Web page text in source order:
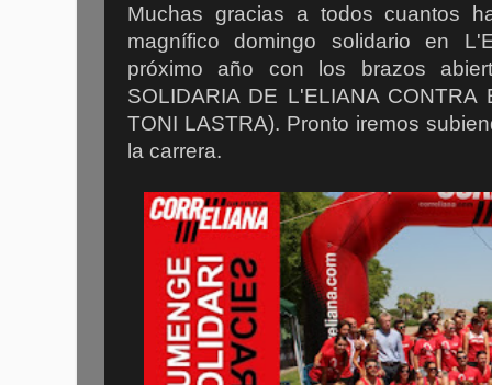
Muchas gracias a todos cuantos
magnífico domingo solidario en
próximo año con los brazos
SOLIDARIA DE L'ELIANA CONTRA
TONI LASTRA). Pronto iremos
la carrera.